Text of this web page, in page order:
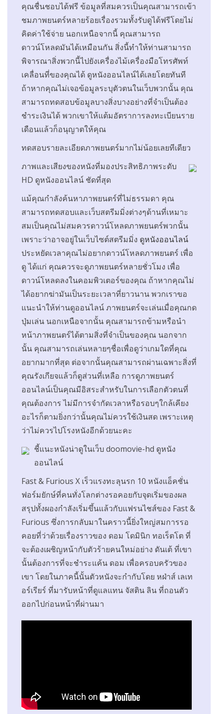
คุณชื่นชอบได้ฟรี ข้อมูลที่สมควรเป็นคุณสามารถเข้า
ชมภาพยนตร์หลายร้อยเรื่องรวมทั้งรับดูได้ฟรีโดยไม่
คิดค่าใช้จ่าย นอกเหนือจากนี้ คุณสามารถ
ดาวน์โหลดมันได้เหมือนกัน สิ่งนี้ทำให้ท่านสามารถ
พิจารณาสิ่งพวกนี้ไปยังเครื่องไม้เครื่องมือโทรศัพท์
เคลื่อนที่ของคุณได้ ดูหนังออนไลน์ได้เลยโดยทันที
ถ้าหากคุณไม่เจอข้อมูลระบุตัวตนในเว็บพวกนั้น คุณ
สามารถทดสอบข้อมูลบางสิ่งบางอย่างที่จำเป็นต้อง
ชำระเงินได้ พวกเขาให้แต้มอัตราการลงทะเบียนราย
เดือนแล้วก็อนุญาตให้คุณ
ทดสอบรายละเอียดภาพยนตร์มากไม่น้อยเลยทีเดียว
ภาพและเสียงของหนังที่มองประสิทธิภาพระดับ
HD ดูหนังออนไลน์ ชัดที่สุด
แม้คุณกำลังค้นหาภาพยนตร์ที่ไม่ธรรมดา คุณ
สามารถทดสอบและเว็บสตรีมมิ่งต่างๆด้านที่เหมาะ
สมเป็นคุณไม่สมควรดาวน์โหลดภาพยนตร์พวกนั้น
เพราะว่าอาจอยู่ในเว็บไซต์สตรีมมิ่ง ดูหนังออนไลน์
ประหยัดเวลาคุณไม่อยากดาวน์โหลดภาพยนตร์ เพื่อ
ดู ได้แก่ คุณควรจะดูภาพยนตร์หลายชั่วโมง เพื่อ
ดาวน์โหลดลงในคอมพิวเตอร์ของคุณ ถ้าหากคุณไม่
ได้อยากฆ่ามันเป็นระยะเวลาที่ยาวนาน พวกเราขอ
แนะนำให้ท่านดูออนไลน์ ภาพยนตร์จะเล่นเมื่อคุณกด
ปุ่มเล่น นอกเหนือจากนั้น คุณสามารถข้ามหรือนำ
หน้าภาพยนตร์ได้ตามสิ่งที่จำเป็นของคุณ นอกจาก
นั้น คุณสามารถเล่นหลายๆชื่อเพื่อดูว่าเกมใดที่คุณ
อยากมากที่สุด ต่อจากนั้นคุณสามารถผ่านเฉพาะสิ่งที่
คุณรังเกียจแล้วก็ดูส่วนที่เหลือ การดูภาพยนตร์
ออนไลน์เป็นคุณมีอิสระสำหรับในการเลือกตัวตนที่
คุณต้องการ ไม่มีการจำกัดเวลาหรือรอบๆใกล้เคียง
อะไรก็ตามยิ่งกว่านั้นคุณไม่ควรใช้เงินสด เพราะเหตุ
ว่าไม่ควรไปโรงหนังอีกด้วยนะคะ
ชี้แนะหนังน่าดูในเว็บ doomovie-hd ดูหนัง
ออนไลน์
Fast & Furious X เร็วแรงทะลุนรก 10 หนังแอ็คชั่น
ฟอร์มยักษ์ที่คนทั่งโลกต่างรอคอยกับจุดเริ่มของผล
สรุปทั้งผองกำลังเริ่มขึ้นแล้วกับแฟรนไชส์ของ Fast &
Furious ซึ่งการกลับมาในคราวนี้ยิ่งใหญ่สมการรอ
คอยที่ว่าด้วยเรื่องราวของ ดอม โดมินิก ทอเร็ตโต ที่
จะต้องเผชิญหน้ากับตัวร้ายคนใหม่อย่าง ดันเต้ ที่เขา
นั้นต้องการที่จะชำระแค้น ดอม เพื่อครอบครัวของ
เขา โดยในภาคนี้นั้นตัวหนังจะกำกับโดย หฝ่าส์ เลเท
อร์เรียร์ ที่มารับหน้าที่ดูแลแทน จัสติน ลิน ที่ถอนตัว
ออกไปก่อนหน้าที่ผ่านมา